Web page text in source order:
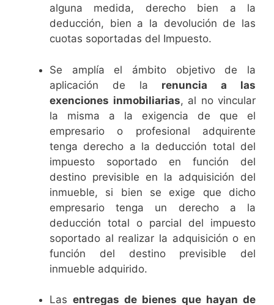
alguna medida, derecho bien a la
deducción, bien a la devolución de las
cuotas soportadas del Impuesto.
Se amplía el ámbito objetivo de la
aplicación de la renuncia a las
exenciones inmobiliarias, al no vincular
la misma a la exigencia de que el
empresario o profesional adquirente
tenga derecho a la deducción total del
impuesto soportado en función del
destino previsible en la adquisición del
inmueble, si bien se exige que dicho
empresario tenga un derecho a la
deducción total o parcial del impuesto
soportado al realizar la adquisición o en
función del destino previsible del
inmueble adquirido.
Las entregas de bienes que hayan de